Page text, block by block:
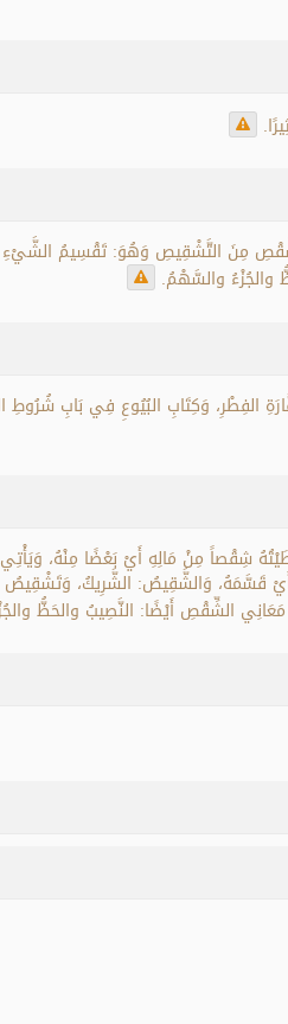
مِنَ التَّشْقِيصِ وَهُوَ: تَقْسِيمُ الشَّيْءِ
والجُزْءُ والسَّهْمُ.
وَكِتَابِ البُيُوعِ فِي بَابِ شُرُوطِ
شِقْصاً مِنْ مَالِهِ أَيْ بَعْضًا مِنْهُ،
وَالشَّقِيصُ: الشَّرِيكُ، وَتَشْقِيصُ
الشِّقْصِ أَيْضًا: النَّصِيبُ والحَظُّ